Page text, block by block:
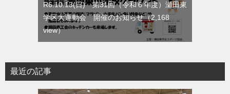
R6.10.13(日) 第31回（令和６年度）瀬田東
学区大運動会 開催のお知らせ（2,168
view）
最近の記事